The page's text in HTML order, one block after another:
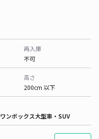
再入庫
不可
高さ
200cm 以下
ワンボックス大型車・SUV